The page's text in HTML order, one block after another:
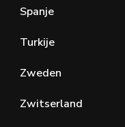
Spanje
Turkije
Zweden
Zwitserland